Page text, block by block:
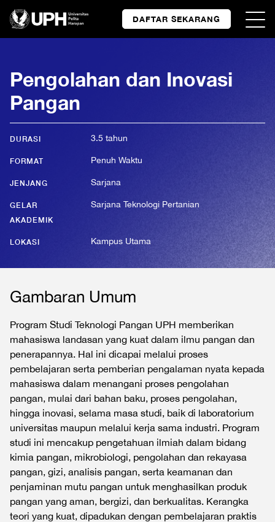
DAFTAR SEKARANG
Pengolahan dan Inovasi
Pangan
DURASI 3.5 tahun
FORMAT Penuh Waktu
JENJANG Sarjana
GELAR
AKADEMIK
Sarjana Teknologi Pertanian
LOKASI Kampus Utama
Gambaran Umum
Program Studi Teknologi Pangan UPH memberikan
mahasiswa landasan yang kuat dalam ilmu pangan dan
penerapannya. Hal ini dicapai melalui proses
pembelajaran serta pemberian pengalaman nyata kepada
mahasiswa dalam menangani proses pengolahan
pangan, mulai dari bahan baku, proses pengolahan,
hingga inovasi, selama masa studi, baik di laboratorium
universitas maupun melalui kerja sama industri. Program
studi ini mencakup pengetahuan ilmiah dalam bidang
kimia pangan, mikrobiologi, pengolahan dan rekayasa
pangan, gizi, analisis pangan, serta keamanan dan
penjaminan mutu pangan untuk menghasilkan produk
pangan yang aman, bergizi, dan berkualitas. Kerangka
teori yang kuat, dipadukan dengan pembelajaran praktis